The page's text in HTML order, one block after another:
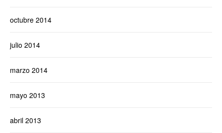
octubre 2014
julio 2014
marzo 2014
mayo 2013
abril 2013